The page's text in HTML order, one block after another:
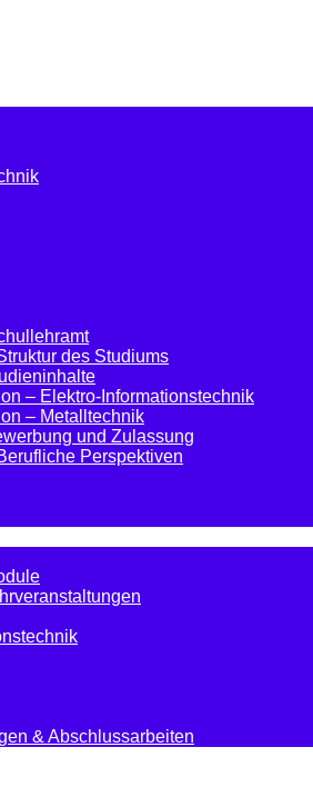
des Studiums
– Elektro-Informationstechnik
– Metalltechnik
und Zulassung
Perspektiven
& Abschlussarbeiten